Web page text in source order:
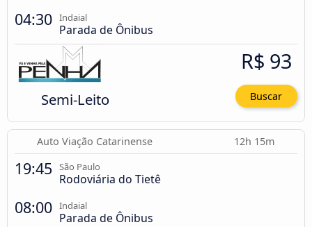
04:30 Indaial
Parada de Ônibus
Semi-Leito
R$ 93
Buscar
Auto Viação Catarinense 12h 15m
19:45 São Paulo
Rodoviária do Tietê
08:00 Indaial
Parada de Ônibus